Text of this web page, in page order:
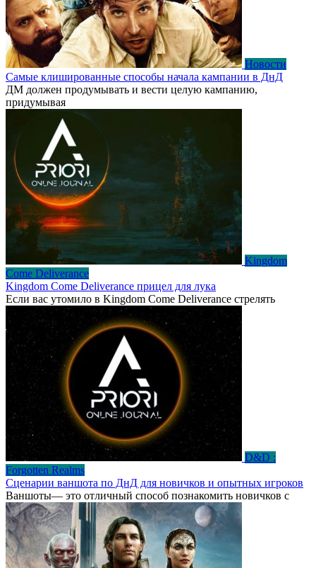
Новости
Самые клишированные способы начала кампании в ДнД
ДМ должен продумывать и вести целую кампанию,
придумывая
Kingdom
Come Deliverance
Kingdom Come Deliverance прицел для лука
Если вас утомило в Kingdom Come Deliverance стрелять
D&D :
Forgotten Realms
Сценарии ваншота по ДнД для новичков и опытных игроков
Ваншоты— это отличный способ познакомить новичков с